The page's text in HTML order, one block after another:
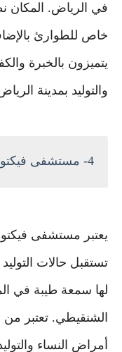
في الرياض. المكان
خاص للطوارئ
يتميزون بالخبرة
والتوليد بمدينة
4- مستشفى فيكتوريا بالرياض
يعتبر مستشفى
تستقبل حالات
لها سمعة طيبة في
الشنقيطي. تعتبر من
أمراض النساء